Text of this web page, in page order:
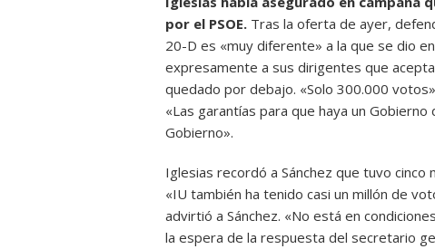
por el PSOE. Tras la oferta de ayer,
20-D es «muy diferente» a la que se dio
expresamente a sus dirigentes que
quedado por debajo. «Solo 300.000
«Las garantías para que haya un
Gobierno».
Iglesias recordó a Sánchez que tuvo
«IU también ha tenido casi un millón de
advirtió a Sánchez. «No está en
la espera de la respuesta del secretario